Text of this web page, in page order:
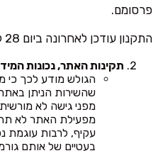
פרסומם.
התקנון עודכן לאחרונה ביום 28 לחודש אוגוסט 2025.
תקינות האתר, נכונות
הגולש מודע לכך כי
שהשירות הניתן באתר
מפני גישה לא
מפעילת האתר לא
עקיף, לרבות עוגמת
בעטיים של אותם